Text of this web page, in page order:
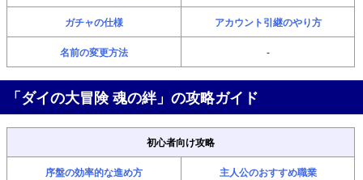
ガチャの仕様 アカウント引継のやり方
名前の変更方法 -
「ダイの大冒険 魂の絆」の攻略ガイド
初心者向け攻略
序盤の効率的な進め方 主人公のおすすめ職業